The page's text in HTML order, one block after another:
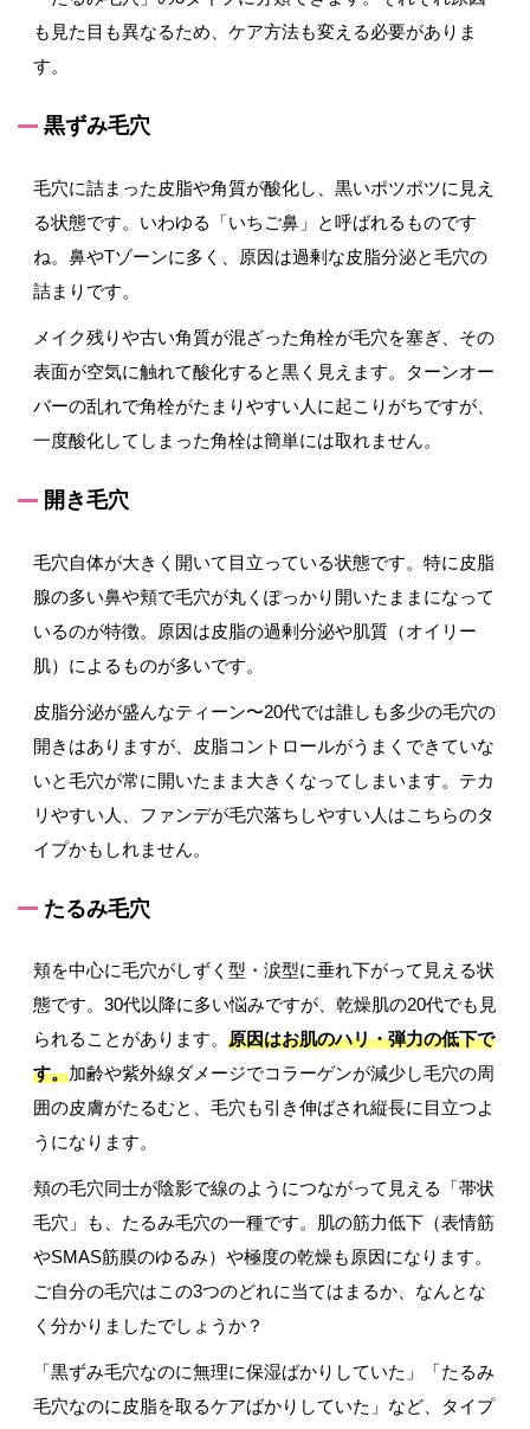
も見た目も異なるため、ケア方法も変える必要がありま
す。
黒ずみ毛穴
毛穴に詰まった皮脂や角質が酸化し、黒いポツポツに見え
る状態です。いわゆる「いちご鼻」と呼ばれるものです
ね。鼻やTゾーンに多く、原因は過剰な皮脂分泌と毛穴の
詰まりです。
メイク残りや古い角質が混ざった角栓が毛穴を塞ぎ、その
表面が空気に触れて酸化すると黒く見えます。ターンオー
バーの乱れで角栓がたまりやすい人に起こりがちですが、
一度酸化してしまった角栓は簡単には取れません。
開き毛穴
毛穴自体が大きく開いて目立っている状態です。特に皮脂
腺の多い鼻や頬で毛穴が丸くぽっかり開いたままになって
いるのが特徴。原因は皮脂の過剰分泌や肌質（オイリー
肌）によるものが多いです。
皮脂分泌が盛んなティーン〜20代では誰しも多少の毛穴の
開きはありますが、皮脂コントロールがうまくできていな
いと毛穴が常に開いたまま大きくなってしまいます。テカ
リやすい人、ファンデが毛穴落ちしやすい人はこちらのタ
イプかもしれません。
たるみ毛穴
頬を中心に毛穴がしずく型・涙型に垂れ下がって見える状
態です。30代以降に多い悩みですが、乾燥肌の20代でも見
られることがあります。 原因はお肌のハリ・弾力の低下で
す。加齢や紫外線ダメージでコラーゲンが減少し毛穴の周
囲の皮膚がたるむと、毛穴も引き伸ばされ縦長に目立つよ
うになります。
頬の毛穴同士が陰影で線のようにつながって見える「帯状
毛穴」も、たるみ毛穴の一種です。肌の筋力低下（表情筋
やSMAS筋膜のゆるみ）や極度の乾燥も原因になります。
ご自分の毛穴はこの3つのどれに当てはまるか、なんとな
く分かりましたでしょうか？
「黒ずみ毛穴なのに無理に保湿ばかりしていた」「たるみ
毛穴なのに皮脂を取るケアばかりしていた」など、タイプ